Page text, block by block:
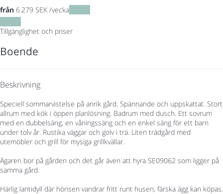
från 6.279 SEK /vecka
Tillgänglighet och priser
Boende
Beskrivning
Speciell sommarvistelse på anrik gård. Spännande och uppskattat. Stort
allrum med kök i öppen planlösning. Badrum med dusch. Ett sovrum
med en dubbelsäng, en våningssäng och en enkel säng för ett barn
under tolv år. Rustika väggar och golv i trä. Liten trädgård med
utemöbler och grill för mysiga grillkvällar.
Ägaren bor på gården och det går även att hyra SE09062 som ligger på
samma gård.
Härlig lantidyll där hönsen vandrar fritt runt husen, färska ägg kan köpas.